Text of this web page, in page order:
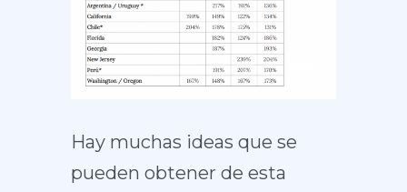
Hay muchas ideas que se
pueden obtener de esta